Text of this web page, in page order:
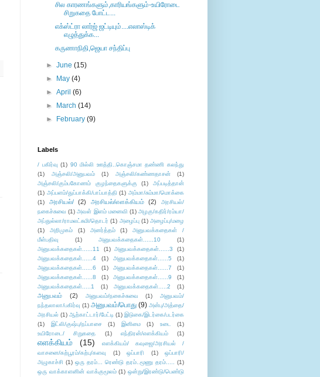
சில காரணங்களும்,காரியங்களும்-உயிரோடை
சிறுகதை போட்ட...
எக்ஸ்ட்ரா லார்ஜ் ஜட்டியும்....எலாஸ்டிக்
எழுத்துக்க...
கருணாநிதி,ஜெயா சந்திப்பு
►June(15)
►
May(4)
►April(6)
►
March(14)
►
February(9)
Labels
/ பகிர்வு (1) 90 மில்லி ஊத்தி..கொஞ்சமா தண்ணி கலந்து
(1)
அஞ்சலி/அனுபவம் (1) அஞ்சலி/கண்ணதாசன்
(1)
அஞ்சலி/கும்பகோணம் குழந்தைகளுக்கு
(1)
அப்படித்தான்
(1) அப்பளம்/துப்பாக்கி/பாப்பாத்தி (1) அம்மா/சும்மா/மொக்கை
(1)
அரசியல்/ (2) அரசியல்/எளக்கியம் (2)
அரசியல்/
நகைச்சுவை (1) அவள் இளம் மனைவி (1) அழகு/கதிர்/ரம்யா/
அப்துல்லா/ராமலட்சுமி/தொடர் (1) அழைப்பு (1) அழைப்பு/மழை
(1)
அறிமுகம் (1) அனர்த்தம் (1)
அனுபவக்கதைகள் /
மீள்பதிவு
(1) அனுபவக்கதைகள்......10
(1)
அனுபவக்கதைகள்......11
(1) அனுபவக்கதைகள்......3
(1)
அனுபவக்கதைகள்......4
(1) அனுபவக்கதைகள்......5
(1)
அனுபவக்கதைகள்......6
(1) அனுபவக்கதைகள்......7
(1)
அனுபவக்கதைகள்......8
(1) அனுபவக்கதைகள்......9
(1)
அனுபவக்கதைகள்.....1
(1) அனுபவக்கதைகள்.....2 (1)
அனுபவம் (2) அனுபவம்/நகைச்சுவை (1)
அனுபவம்/
நந்தலாலா/பகிர்வு (1) அனுபவம்/பொது (9) அன்பு/அத்தை/
அரசியல் (1) ஆற்காட்டார்/பேட்டி (1) இடுகை/இடர்கை/படர்கை
(1)
இட்லி/குஷ்பு/நப்பாசை (1) இனிமை (1) உடை
(1)
உயிரோடை/ சிறுகதை
(1) எந்திரன்/எளக்கியம் (1)
எளக்கியம் (15)
எளக்கியம்/ கவுஜை/அரசியல் /
வாசனை/கற்பூரம்/கற்பு/களவு
(1) ஒப்பாரி (1)
ஒப்பாரி/
அழுகாச்சி (1) ஒரு தரம்... ரெண்டு தரம்..மூணு தரம்..... (1)
ஒரு வாக்காளனின் வாக்குமூலம் (1) ஒன்று/இரண்டு/பெண்டு